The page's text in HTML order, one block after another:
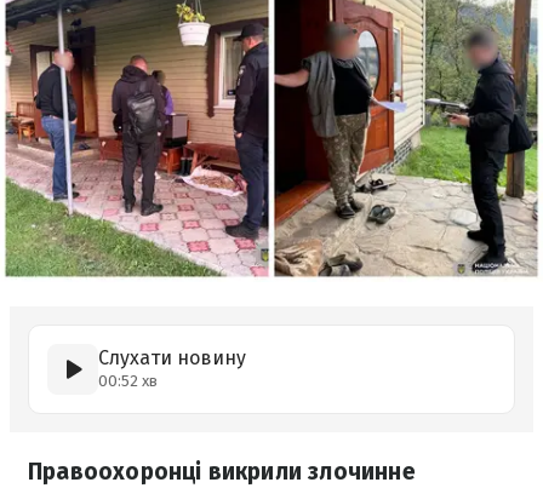
Слухати новину
00:52 хв
Правоохоронці викрили злочинне